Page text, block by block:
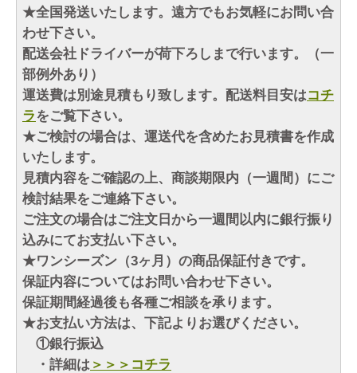
★全国発送いたします。遠方でもお気軽にお問い合
わせ下さい。
配送会社ドライバーが荷下ろしまで行います。（一
部例外あり）
運送費は別途見積もり致します。配送料目安はコチ
ラをご覧下さい。
★ご検討の場合は、運送代を含めたお見積書を作成
いたします。
見積内容をご確認の上、商談期限内（一週間）にご
検討結果をご連絡下さい。
ご注文の場合はご注文日から一週間以内に銀行振り
込みにてお支払い下さい。
★ワンシーズン（3ヶ月）の商品保証付きです。
保証内容についてはお問い合わせ下さい。
保証期間経過後も各種ご相談を承ります。
★お支払い方法は、下記よりお選びください。
①銀行振込
・詳細は ＞＞＞コチラ